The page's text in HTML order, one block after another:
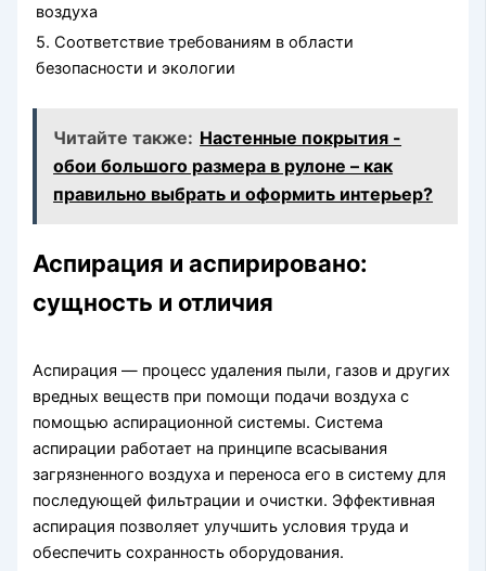
воздуха
5. Соответствие требованиям в области
безопасности и экологии
Читайте также: Настенные покрытия -
обои большого размера в рулоне – как
правильно выбрать и оформить интерьер?
Аспирация и аспирировано:
сущность и отличия
Аспирация — процесс удаления пыли, газов и других
вредных веществ при помощи подачи воздуха с
помощью аспирационной системы. Система
аспирации работает на принципе всасывания
загрязненного воздуха и переноса его в систему для
последующей фильтрации и очистки. Эффективная
аспирация позволяет улучшить условия труда и
обеспечить сохранность оборудования.